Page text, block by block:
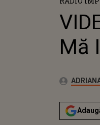
Mă
Autor: